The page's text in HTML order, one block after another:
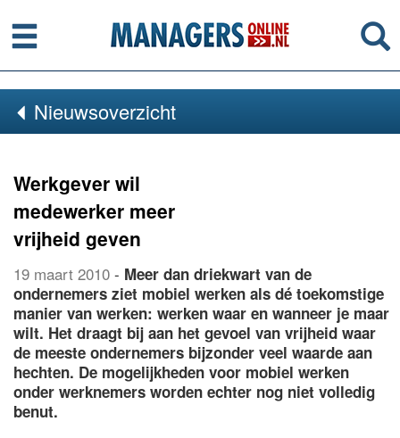
Menu
Nieuwsoverzicht
Werkgever wil
medewerker meer
vrijheid geven
19 maart 2010 - Meer dan driekwart van de
ondernemers ziet mobiel werken als dé toekomstige
manier van werken: werken waar en wanneer je maar
wilt. Het draagt bij aan het gevoel van vrijheid waar
de meeste ondernemers bijzonder veel waarde aan
hechten. De mogelijkheden voor mobiel werken
onder werknemers worden echter nog niet volledig
benut.